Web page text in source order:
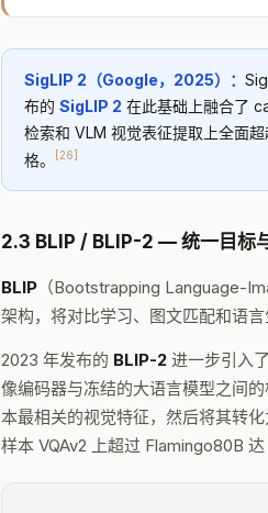
SigLIP 2（Google，2025）：
布的 SigLIP 2 在此基础上融合了
检索和 VLM 视觉表征提取上全面
格。
[26]
2.3 BLIP / BLIP-2 — 统一目标
BLIP （Bootstrapping Language-
架构，将对比学习、图文匹配和语
2023 年发布的 BLIP-2 进一步引入了
像编码器与冻结的大语言模型之间
本最相关的视觉特征，然后将其转
样本 VQAv2 上超过 Flamingo80B 达